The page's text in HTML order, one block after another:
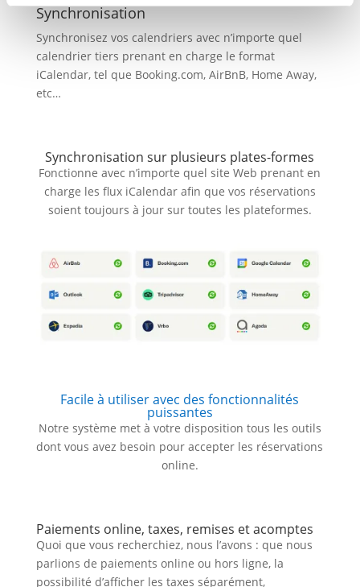
Synchronisation
Synchronisez vos calendriers avec n’importe quel
calendrier tiers prenant en charge le format
iCalendar, tel que Booking.com, AirBnB, Home Away,
etc…
Synchronisation sur plusieurs plates-formes
Fonctionne avec n’importe quel site Web prenant en
charge les flux iCalendar afin que vos réservations
soient toujours à jour sur toutes les plateformes.
Facile à utiliser avec des fonctionnalités
puissantes
Notre système met à votre disposition tous les outils
dont vous avez besoin pour accepter les réservations
online.
Paiements online, taxes, remises et acomptes
Quoi que vous recherchiez, nous l’avons : que nous
parlions de paiements online ou hors ligne, la
possibilité d’afficher les taxes séparément,